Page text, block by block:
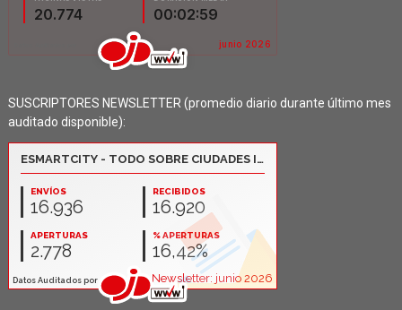
SUSCRIPTORES NEWSLETTER (promedio diario durante último mes
auditado disponible):